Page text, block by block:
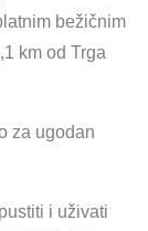
bežičnim
km od Trga
za ugodan
i uživati